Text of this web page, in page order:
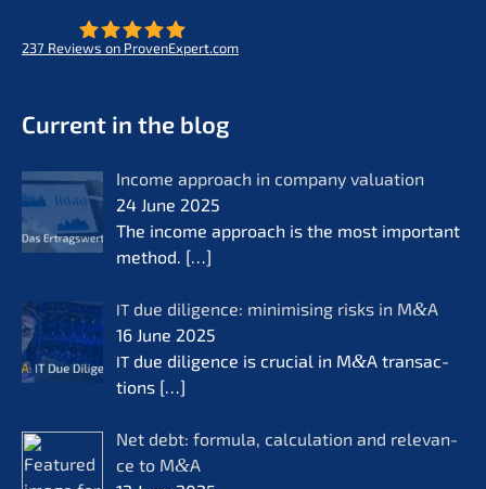
237 Reviews on ProvenExpert.com
Current in the blog
Income approach in compa­ny valua­ti­on
24 June 2025
The income approach is the most important
method. […]
IT due diligence: minimi­sing risks in M&A
16 June 2025
IT due diligence is crucial in M&A transac­
tions […]
Net debt: formu­la, calcu­la­ti­on and relevan­
ce to M&A